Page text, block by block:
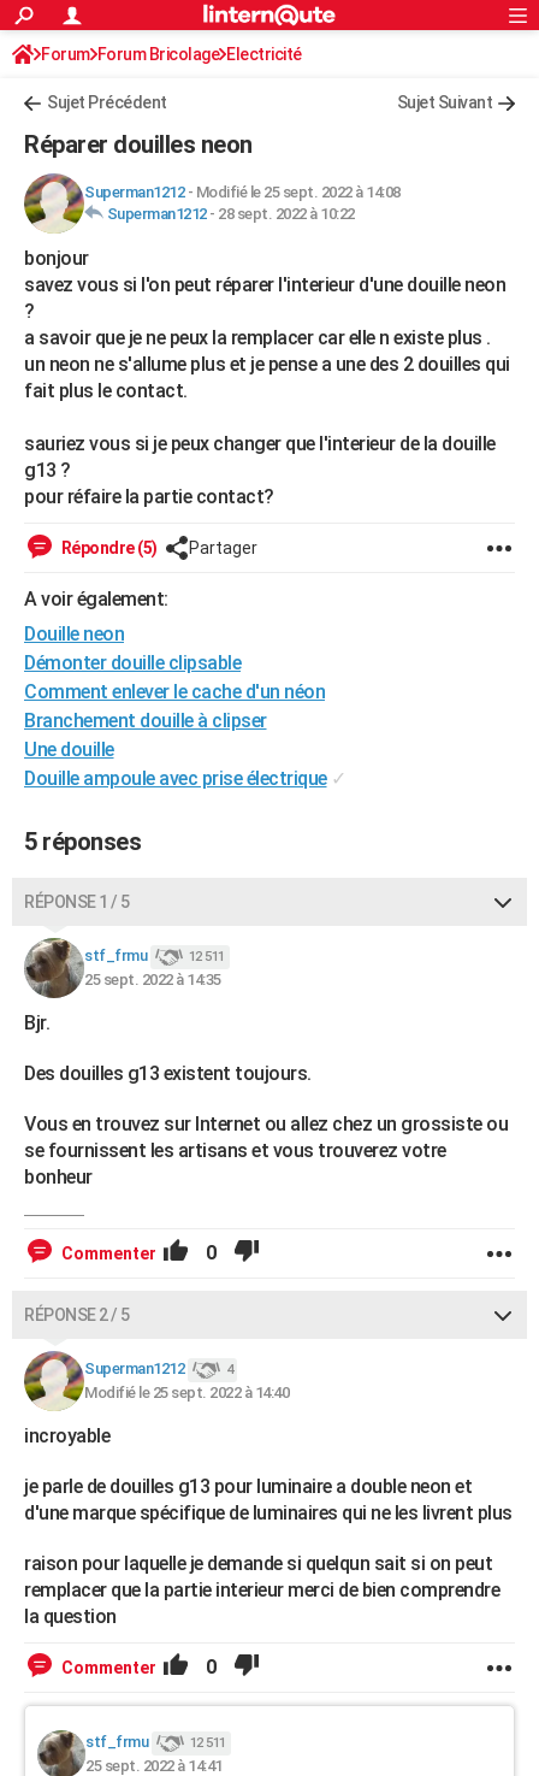
ACTUALITÉS
Politique
Société
Faits Divers
Education
Monde
Villes
+
FINANCE
Retraite
Impôts
Epargne
Immobilier
Risques naturels par ville
Banque
Assurance
Crédit
AUTO
Essais
Réserver un essai
Citadines
Berlines
SUV
Forum auto
+HIGH-TECH
Mobiles
Meilleur smartphone
Internet
Ordinateurs
Jeux vidéo
Guide high-tech
BRICOLAGE
Forum
Aménagement intérieur
Extérieur
Cuisine
Salle de bains
Jardinage
Rangement
WEEK-END
Art de vivre
Bien-être
Loisirs
Mode
Modes de vie
SANTE
Destinations
City break
Voyage nature
Voyage de noces
Forum
Climat
BONS PLANS
CARTE DE VOEUX
Carte de Noël
Carte Bonne année
Carte Saint-Valentin
Carte Pâques
Carte d'anniversaire
DICTIONNAIRE
COPAINS D'AVANT
S'inscrire
Se connecter
Lycées
Collèges
Primaires
Universités
Entreprises
Service militaire
Avis de recherche
AVIS DE DÉCÈS
FORUM
Bricolage
Lifestyle
Culture
Sport
Auto
Television
Voyage
Cinema
S'inscrire
Connexion
Forum Forum Bricolage Electricité
Sujet Précédent Sujet Suivant
Réparer douilles neon
Superman1212- Modifié le 25 sept. 2022 à 14:08
Superman1212- 28 sept. 2022 à 10:22
bonjour
savez vous si l'on peut réparer l'interieur d'une douille neon
?
a savoir que je ne peux la remplacer car elle n existe plus .
un neon ne s'allume plus et je pense a une des 2 douilles qui
fait plus le contact.
sauriez vous si je peux changer que l'interieur de la douille
g13 ?
pour réfaire la partie contact?
Répondre (5) Partager
A voir également:
Douille neon
Démonter douille clipsable
Comment enlever le cache d'un néon
Branchement douille à clipser
Une douille
Douille ampoule avec prise électrique ✓
5 réponses
RÉPONSE 1 / 5
stf_frmu 12 511
25 sept. 2022 à 14:35
Bjr.
Des douilles g13 existent toujours.
Vous en trouvez sur Internet ou allez chez un grossiste ou
se fournissent les artisans et vous trouverez votre
bonheur
Commenter 0
RÉPONSE 2 / 5
Superman1212 4
Modifié le 25 sept. 2022 à 14:40
incroyable
je parle de douilles g13 pour luminaire a double neon et
d'une marque spécifique de luminaires qui ne les livrent plus
raison pour laquelle je demande si quelqun sait si on peut
remplacer que la partie interieur merci de bien comprendre
la question
Commenter 0
stf_frmu 12 511
25 sept. 2022 à 14:41